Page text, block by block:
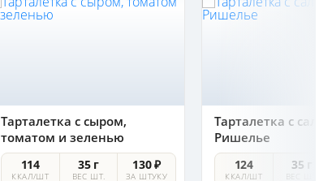
Тарталетка с сыром,
томатом и зеленью
114
ККАЛ/ШТ
35 г
ВЕС ШТ.
130 ₽
ЗА ШТУКУ
Тарталетка с
Ришелье
124
ККАЛ/ШТ
35 г
ВЕС ШТ.